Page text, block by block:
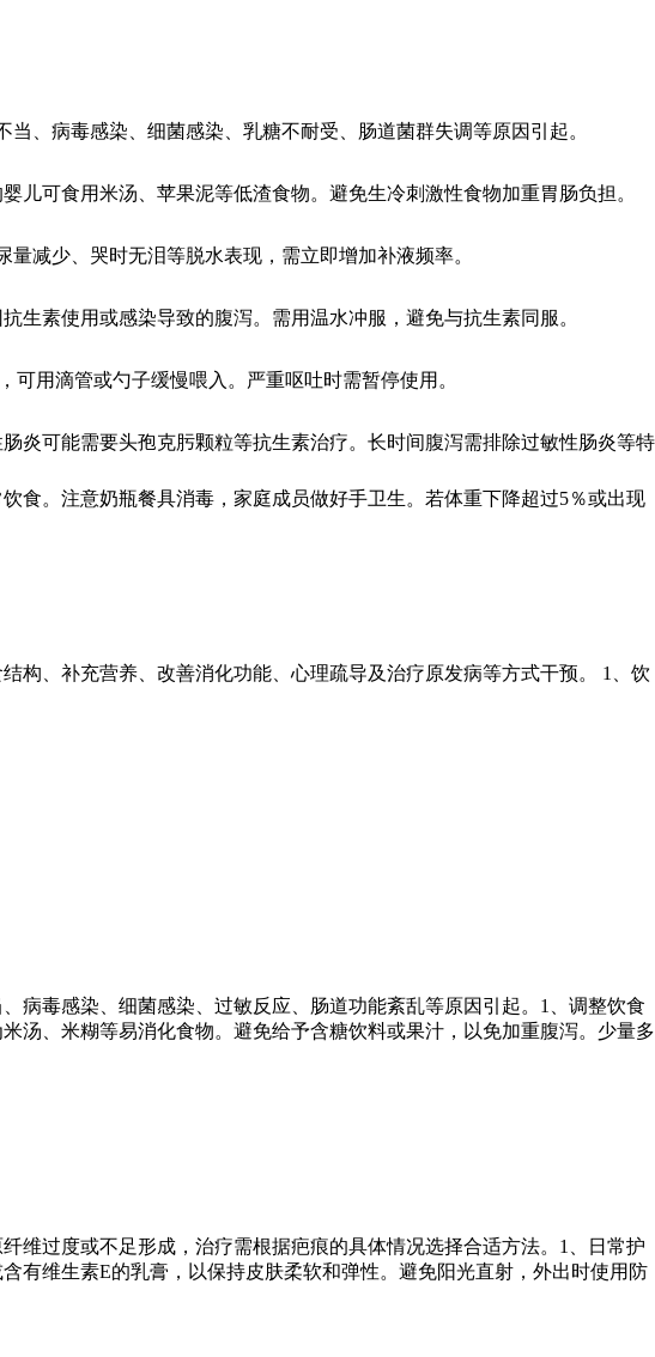
、病毒感染、细菌感染、乳糖不耐受、肠道菌群失调等原因引起。
可食用米汤、苹果泥等低渣食物。避免生冷刺激性食物加重胃肠负担。
减少、哭时无泪等脱水表现，需立即增加补液频率。
素使用或感染导致的腹泻。需用温水冲服，避免与抗生素同服。
用滴管或勺子缓慢喂入。严重呕吐时需暂停使用。
炎可能需要头孢克肟颗粒等抗生素治疗。长时间腹泻需排除过敏性肠炎等特
食。注意奶瓶餐具消毒，家庭成员做好手卫生。若体重下降超过5％或出现
构、补充营养、改善消化功能、心理疏导及治疗原发病等方式干预。 1、饮
病毒感染、细菌感染、过敏反应、肠道功能紊乱等原因引起。1、调整饮食
汤、米糊等易消化食物。避免给予含糖饮料或果汁，以免加重腹泻。少量多
维过度或不足形成，治疗需根据疤痕的具体情况选择合适方法。1、日常护
有维生素E的乳膏，以保持皮肤柔软和弹性。避免阳光直射，外出时使用防